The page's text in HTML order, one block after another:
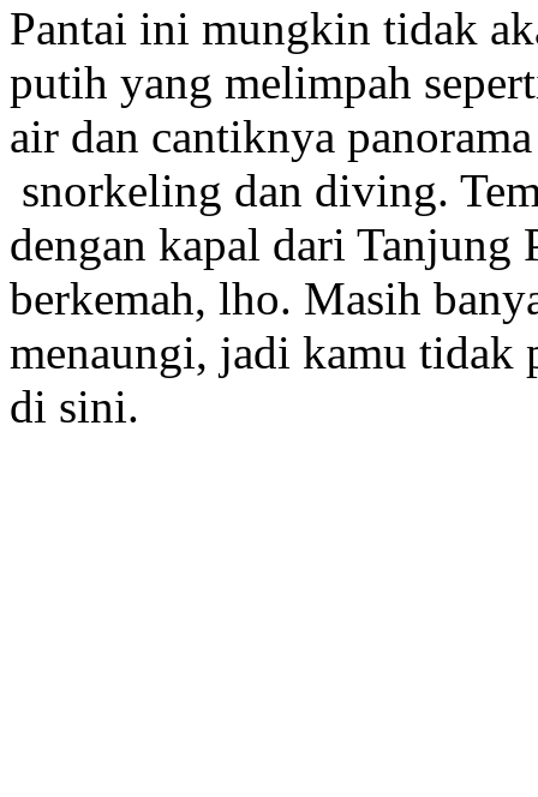
Pantai ini mungkin tidak
putih yang melimpah
air dan cantiknya
snorkeling dan diving.
dengan kapal dari Tanjung
berkemah, lho. Masih
menaungi, jadi kamu tidak
di sini.